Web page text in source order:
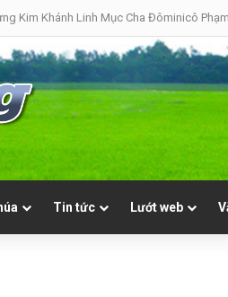
Kim Khánh Linh Mục Cha Đôminicô
Tin tức Lướt web